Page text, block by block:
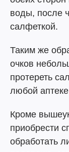
воды, после
салфеткой.
Таким же
очков
протереть
любой
Кроме
приобрести
обработать